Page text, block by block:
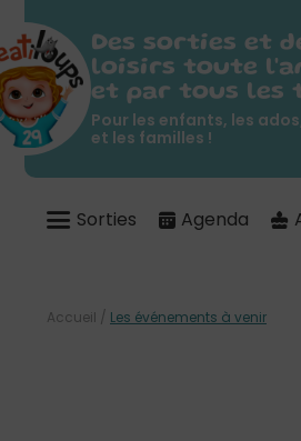
Des sorties et
loisirs toute
et par tous les
Pour les enfants, les
et les familles !
Sorties Agenda
Accueil / Les événements à venir